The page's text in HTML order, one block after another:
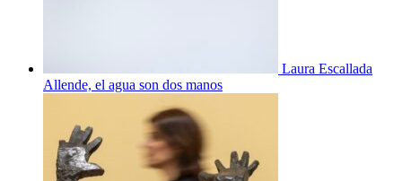
Laura Escallada
Allende, el agua son dos manos